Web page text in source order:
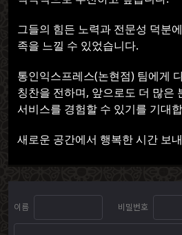
그들의 힘든 노력과 전문성 덕분
족을 느낄 수 있었습니다.
통인익스프레스(논현점) 팀에게
칭찬을 전하며, 앞으로도 더 많은
서비스를 경험할 수 있기를 기대
새로운 공간에서 행복한 시간 보
이름 비밀번호